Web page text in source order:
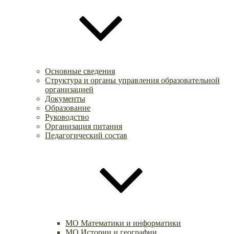
Основные сведения
Структура и органы управления образовательной
организацией
Документы
Образование
Руководство
Организация питания
Педагогический состав
МО Математики и информатики
МО Истории и географии